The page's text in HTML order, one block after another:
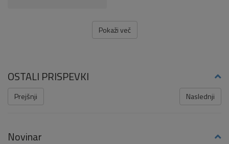
Pokaži več
OSTALI PRISPEVKI
Prejšnji Naslednji
Novinar